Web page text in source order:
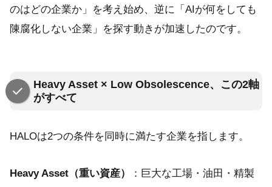
のはどの企業か」を考え始め、逆に「AIが何をしても
陳腐化しない企業」を探す動きが加速したのです。
Heavy Asset × Low Obsolescence、この2軸
がすべて
HALOは2つの条件を同時に満たす企業を指します。
Heavy Asset（重い資産）
：巨大な工場・油田・精製